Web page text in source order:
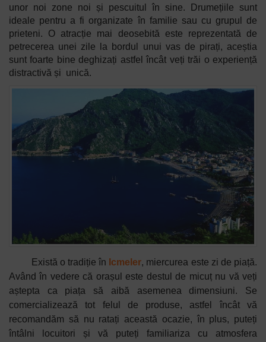
unor noi zone noi și pescuitul în sine. Drumețiile sunt
ideale pentru a fi organizate în familie sau cu grupul de
prieteni. O atracție mai deosebită este reprezentată de
petrecerea unei zile la bordul unui vas de pirați, aceștia
sunt foarte bine deghizați astfel încât veți trăi o experiență
distractivă și unică.
Există o tradiție în Icmeler, miercurea este zi de piață.
Având în vedere că orașul este destul de micuț nu vă veți
aștepta ca piața să aibă asemenea dimensiuni. Se
comercializează tot felul de produse, astfel încât vă
recomandăm să nu ratați această ocazie, în plus, puteți
întâlni locuitori și vă puteți familiariza cu atmosfera